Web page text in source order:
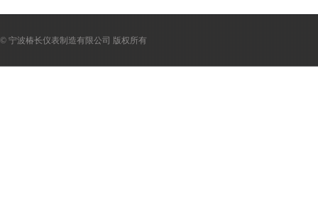
© 宁波椿长仪表制造有限公司 版权所有